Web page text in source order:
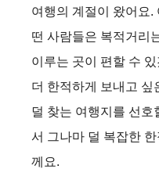
여행의 계절이 왔어요.
떤 사람들은 복적거리
이루는 곳이 편할 수
더 한적하게 보내고 싶
덜 찾는 여행지를 선호
서 그나마 덜 복잡한
께요.